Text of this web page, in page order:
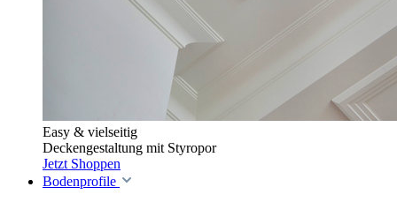
Easy & vielseitig
Deckengestaltung mit Styropor
Jetzt Shoppen
Bodenprofile